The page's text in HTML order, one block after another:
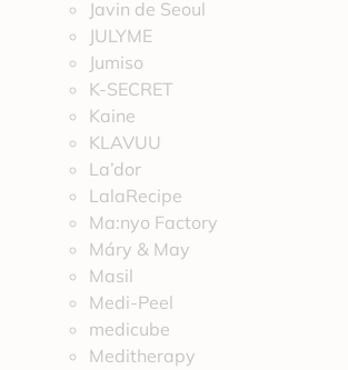
Javin de Seoul
JULYME
Jumiso
K-SECRET
Kaine
KLAVUU
La’dor
LalaRecipe
Ma:nyo Factory
Máry & May
Masil
Medi-Peel
medicube
Meditherapy